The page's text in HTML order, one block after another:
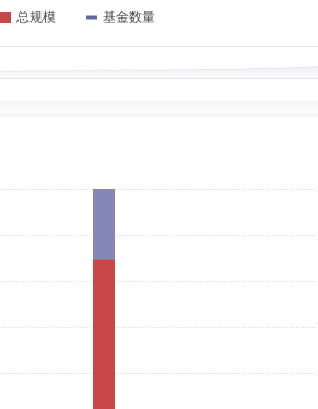
月，在上海财经大学会计系执教，任至副教授。
事。
12-09
监，太平资产管理有限公司权益投资部投资经理